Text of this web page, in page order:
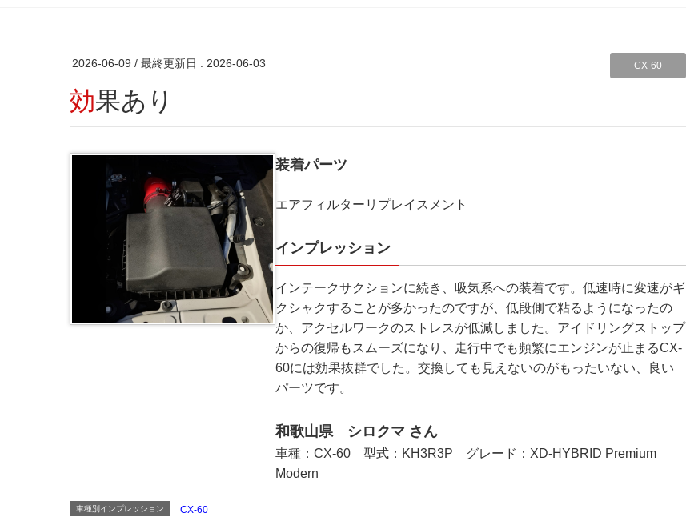
2026-06-09 / 最終更新日 : 2026-06-03 CX-60
効果あり
装着パーツ
エアフィルターリプレイスメント
インプレッション
インテークサクションに続き、吸気系への装着です。低速時に変速がギ
クシャクすることが多かったのですが、低段側で粘るようになったの
か、アクセルワークのストレスが低減しました。アイドリングストップ
からの復帰もスムーズになり、走行中でも頻繁にエンジンが止まるCX-
60には効果抜群でした。交換しても見えないのがもったいない、良い
パーツです。
和歌山県 シロクマ さん
車種：CX-60 型式：KH3R3P グレード：XD-HYBRID Premium
Modern
車種別インプレッション CX-60